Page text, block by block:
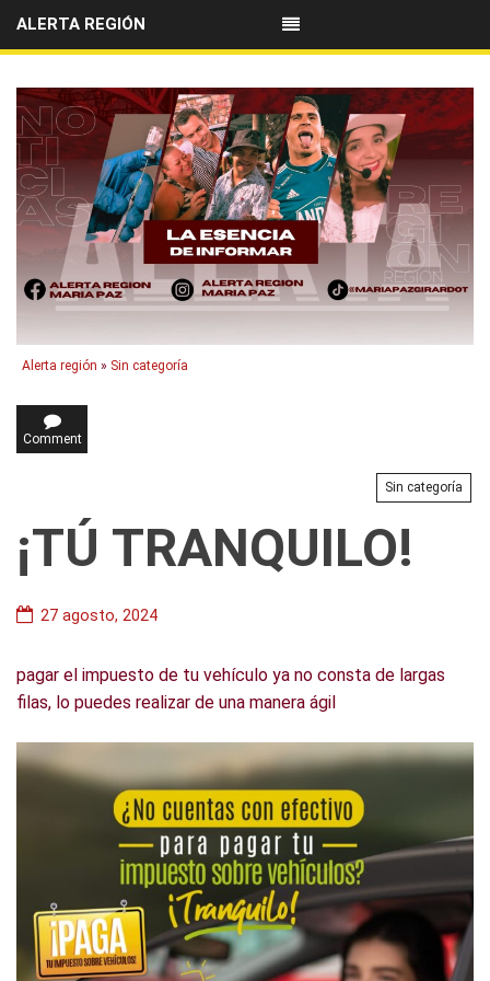
ALERTA REGIÓN
Alerta región » Sin categoría
Comment
Sin categoría
¡TÚ TRANQUILO!
27 agosto, 2024
pagar el impuesto de tu vehículo ya no consta de largas
filas, lo puedes realizar de una manera ágil